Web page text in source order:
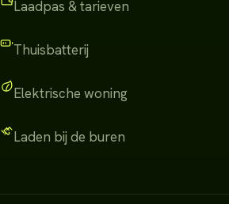
Laadpas & tarieven
Thuisbatterij
Elektrische woning
Laden bij de buren